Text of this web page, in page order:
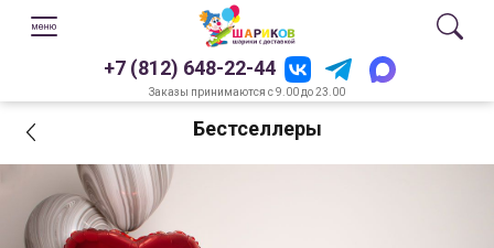
+7 (812) 648-22-44
Заказы принимаются с 9.00 до 23.00
Бестселлеры